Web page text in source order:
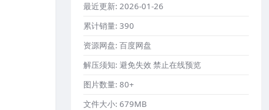
最近更新: 2026-01-26
累计销量: 390
资源网盘: 百度网盘
解压须知: 避免失效 禁止在线预览
图片数量: 80+
文件大小: 679MB